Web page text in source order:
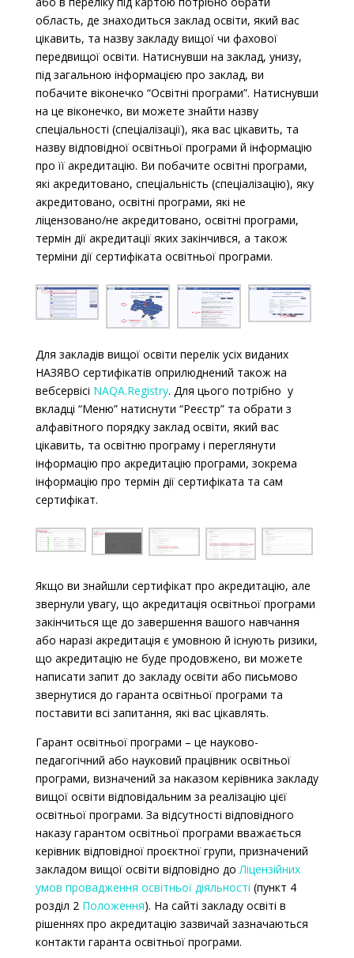
область, де знаходиться заклад освіти, який вас
цікавить, та назву закладу вищої чи фахової
передвищої освіти. Натиснувши на заклад, унизу,
під загальною інформацією про заклад, ви
побачите віконечко “Освітні програми”. Натиснувши
на це віконечко, ви можете знайти назву
спеціальності (спеціалізації), яка вас цікавить, та
назву відповідної освітньої програми й інформацію
про її акредитацію. Ви побачите освітні програми,
які акредитовано, спеціальність (спеціалізацію), яку
акредитовано, освітні програми, які не
ліцензовано/не акредитовано, освітні програми,
термін дії акредитації яких закінчився, а також
терміни дії сертифіката освітньої програми.
Для закладів вищої освіти перелік усіх виданих
НАЗЯВО сертифікатів оприлюднений також на
вебсервісі NAQA.Registry. Для цього потрібно у
вкладці “Меню” натиснути “Реєстр” та обрати з
алфавітного порядку заклад освіти, який вас
цікавить, та освітню програму і переглянути
інформацію про акредитацію програми, зокрема
інформацію про термін дії сертифіката та сам
сертифікат.
Якщо ви знайшли сертифікат про акредитацію, але
звернули увагу, що акредитація освітньої програми
закінчиться ще до завершення вашого навчання
або наразі акредитація є умовною й існують ризики,
що акредитацію не буде продовжено, ви можете
написати запит до закладу освіти або письмово
звернутися до гаранта освітньої програми та
поставити всі запитання, які вас цікавлять.
Гарант освітньої програми – це науково-
педагогічний або науковий працівник освітньої
програми, визначений за наказом керівника закладу
вищої освіти відповідальним за реалізацію цієї
освітньої програми. За відсутності відповідного
наказу гарантом освітньої програми вважається
керівник відповідної проєктної групи, призначений
закладом вищої освіти відповідно до Ліцензійних
умов провадження освітньої діяльності (пункт 4
розділ 2 Положення). На сайті закладу освіті в
рішеннях про акредитацію зазвичай зазначаються
контакти гаранта освітньої програми.